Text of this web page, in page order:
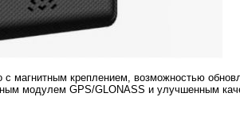
магнитным креплением, возможностью
модулем GPS/GLONASS и улучшенным